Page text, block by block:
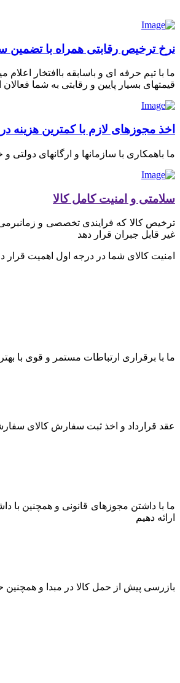
نرخ ترخیص رقابتی همراه با تضمین
ما با تیم حرفه ای و باسابقه باافتخار
قیمتهای بسیار پایین و رقابتی به شما
اخذ مجوزهای لازم با کمترین هزینه
ما باهمکاری با سازمانها و ارگانهای
سلامتی و امنیت کامل کالا
ترخیص کالا که فرایندی تخصصی و
غیر قابل جبران قرار دهد
امنیت کالای شما در درجه اول اهمیت قرار
ما با برقراری ارتباطات مستمر و قوی با
عقد قرارداد و اخذ ثبت سفارش کالای
ما با داشتن مجوزهای قانونی و همچنین با
ارائه دهیم
بازرسی پیش از حمل کالا در مبدا و